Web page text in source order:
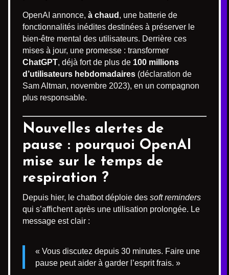
OpenAI annonce, à chaud , une batterie de
fonctionnalités inédites destinées à préserver le
bien-être mental des utilisateurs. Derrière ces
mises à jour, une promesse : transformer
ChatGPT, déjà fort de plus de 100 millions
d’utilisateurs hebdomadaires (déclaration de
Sam Altman, novembre 2023), en un compagnon
plus responsable.
Nouvelles alertes de
pause : pourquoi OpenAI
mise sur le temps de
respiration ?
Depuis hier, le chatbot déploie des soft reminders
qui s’affichent après une utilisation prolongée. Le
message est clair :
« Vous discutez depuis 30 minutes. Faire une
pause peut aider à garder l’esprit frais. »